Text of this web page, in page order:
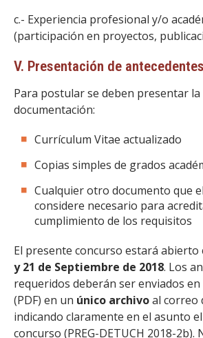
c.- Experiencia profesional y/o
(participación en proyectos,
V. Presentación de
Para postular se deben presentar
documentación:
Currículum Vitae actualizado
Copias simples de grados
Cualquier otro documento que
considere necesario para
cumplimiento de los requisitos
El presente concurso estará abierto
y 21 de Septiembre de 2018. Los
requeridos deberán ser enviados
(PDF) en un único archivoal correo
indicando claramente en el asunto
concurso (PREG-DETUCH 2018-2b).